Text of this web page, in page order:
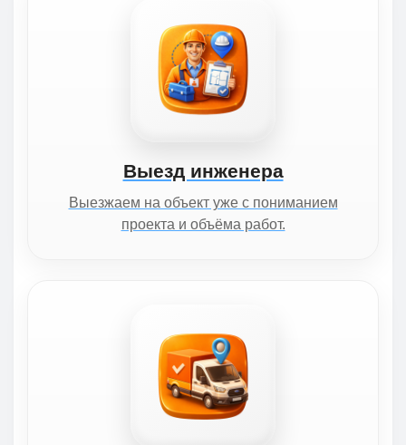
Выезд инженера
Выезжаем на объект уже с пониманием
проекта и объёма работ.